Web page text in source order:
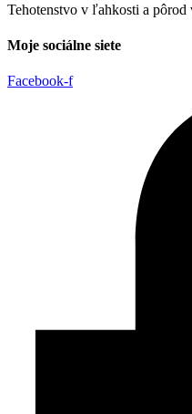
Tehotenstvo v ľahkosti a pôrod
Moje sociálne siete
Facebook-f